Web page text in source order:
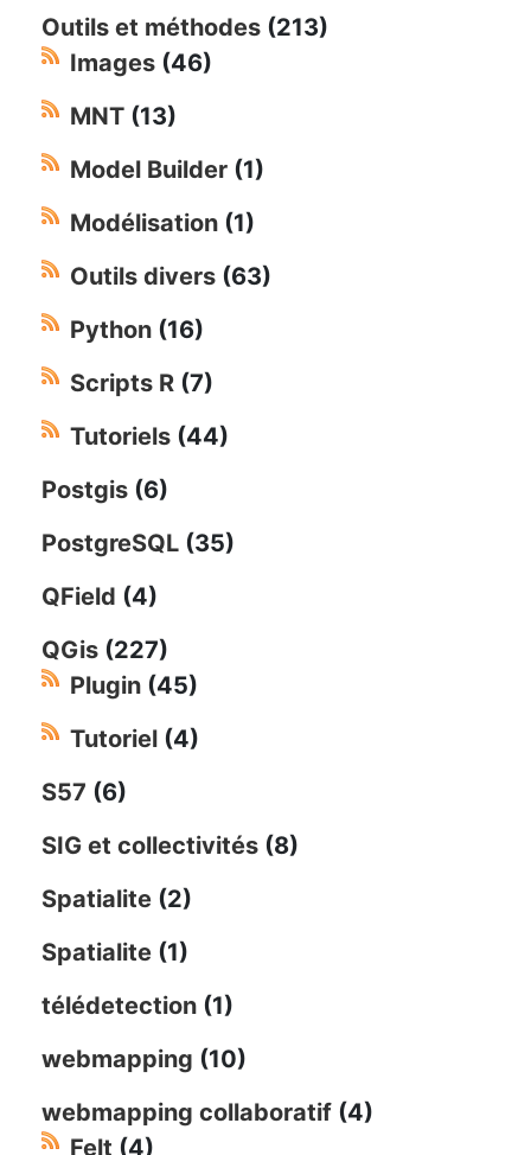
Outils et méthodes (213)
Images (46)
MNT (13)
Model Builder (1)
Modélisation (1)
Outils divers (63)
Python (16)
Scripts R (7)
Tutoriels (44)
Postgis (6)
PostgreSQL (35)
QField (4)
QGis (227)
Plugin (45)
Tutoriel (4)
S57 (6)
SIG et collectivités (8)
Spatialite (2)
Spatialite (1)
télédetection (1)
webmapping (10)
webmapping collaboratif (4)
Felt (4)